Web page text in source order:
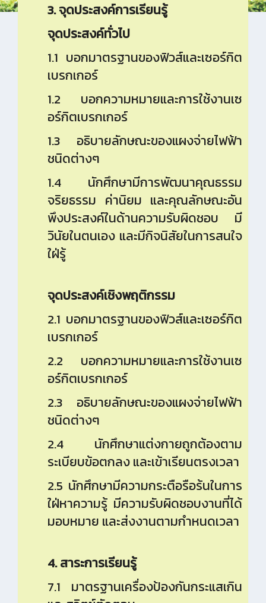
3. จุดประสงค์การเรียนรู้
จุดประสงค์ทั่วไป
1.1 บอกมาตรฐานของฟิวส์และเซอร์กิต
เบรกเกอร์
1.2 บอกความหมายและการใช้งานเซ
อร์กิตเบรกเกอร์
1.3 อธิบายลักษณะของแผงจ่ายไฟฟ้า
ชนิดต่างๆ
1.4 นักศึกษามีการพัฒนาคุณธรรม
จริยธรรม ค่านิยม และคุณลักษณะอัน
พึงประสงค์ในด้านความรับผิดชอบ มี
วินัยในตนเอง และมีกิจนิสัยในการสนใจ
ใฝ่รู้
จุดประสงค์เชิงพฤติกรรม
2.1 บอกมาตรฐานของฟิวส์และเซอร์กิต
เบรกเกอร์
2.2 บอกความหมายและการใช้งานเซ
อร์กิตเบรกเกอร์
2.3 อธิบายลักษณะของแผงจ่ายไฟฟ้า
ชนิดต่างๆ
2.4 นักศึกษาแต่งกายถูกต้องตาม
ระเบียบข้อตกลง และเข้าเรียนตรงเวลา
2.5 นักศึกษามีความกระตือรือร้นในการ
ใฝ่หาความรู้ มีความรับผิดชอบงานที่ได้
มอบหมาย และส่งงานตามกำหนดเวลา
4. สาระการเรียนรู้
7.1 มาตรฐานเครื่องป้องกันกระแสเกิน